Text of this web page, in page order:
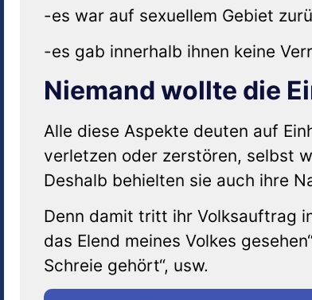
-es war auf sexuellem Gebiet
-es gab innerhalb ihnen keine
Niemand wollte die
Alle diese Aspekte deuten auf
verletzen oder zerstören, selbst
Deshalb behielten sie auch ihre
Denn damit tritt ihr Volksauftrag
das Elend meines Volkes
Schreie gehört“, usw.